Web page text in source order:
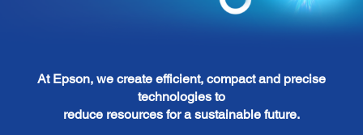
At Epson, we create efficient, compact and precise
technologies to
reduce resources for a sustainable future.